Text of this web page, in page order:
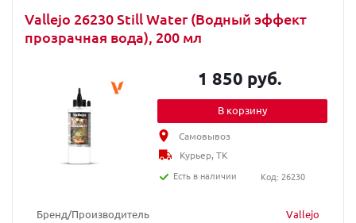
Vallejo 26230 Still Water (Водный эффект
прозрачная вода), 200 мл
Бренд/Производитель
Vallejo
1 850 руб.
В корзину
Самовывоз
Курьер, ТК
Есть в наличии
Код: 26230